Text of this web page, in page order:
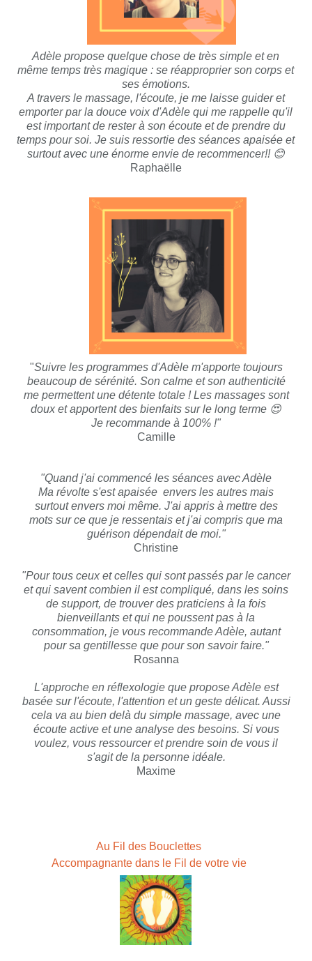
Au Fil des Bouclettes
Accompagnante dans le Fil de votre vie
"Quand j'ai commencé les séances avec Adèle
Ma révolte s'est apaisée envers les autres mais
surtout envers moi même. J'ai appris à mettre des
mots sur ce que je ressentais et j'ai compris que ma
guérison dépendait de moi."
Christine
"Pour tous ceux et celles qui sont passés par le cancer
et qui savent combien il est compliqué, dans les soins
de support, de trouver des praticiens à la fois
bienveillants et qui ne poussent pas à la
consommation, je vous recommande Adèle, autant
pour sa gentillesse que pour son savoir faire."
Rosanna
L'approche en réflexologie que propose Adèle est
basée sur l'écoute, l'attention et un geste délicat. Aussi
cela va au bien delà du simple massage, avec une
écoute active et une analyse des besoins. Si vous
voulez, vous ressourcer et prendre soin de vous il
s'agit de la personne idéale.
Maxime
Adèle propose quelque chose de très simple et en
même temps très magique : se réapproprier son corps et
ses émotions.
A travers le massage, l'écoute, je me laisse guider et
emporter par la douce voix d'Adèle qui me rappelle qu'il
est important de rester à son écoute et de prendre du
temps pour soi. Je suis ressortie des séances apaisée et
surtout avec une énorme envie de recommencer!! 😊
Raphaëlle
"Suivre les programmes d'Adèle m'apporte toujours
beaucoup de sérénité. Son calme et son authenticité
me permettent une détente totale ! Les massages sont
doux et apportent des bienfaits sur le long terme 😍
Je recommande à 100% !"
Camille